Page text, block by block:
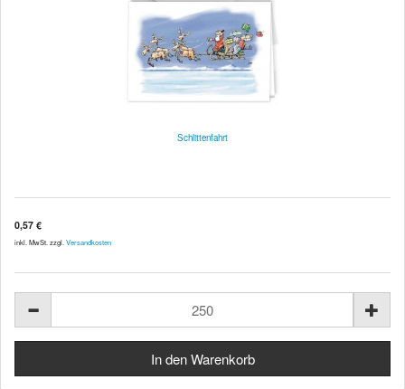
Schlittenfahrt
0,57 €
inkl. MwSt. zzgl. Versandkosten